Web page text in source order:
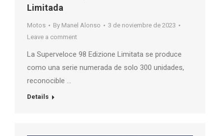
Limitada
Motos By Manel Alonso
3 de noviembre de 2023
Leave a comment
La Superveloce 98 Edizione Limitata se produce
como una serie numerada de solo 300 unidades,
reconocible …
Details